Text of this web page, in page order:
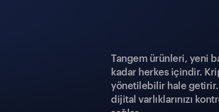
Tangem ürünleri, yeni
kadar herkes içindir.
yönetilebilir hale
dijital varlıklarınızı